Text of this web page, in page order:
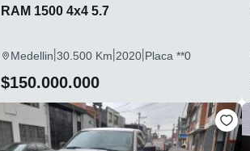
RAM 1500 4x4 5.7
Medellin|30.500 Km|2020|Placa **0
$150.000.000